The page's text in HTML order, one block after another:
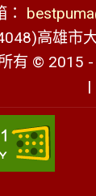
高雄市
有 © 2015
|